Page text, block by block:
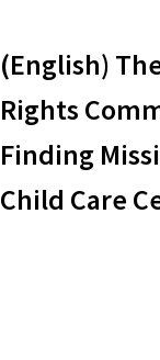
(English)
Rights
Finding
Child Care